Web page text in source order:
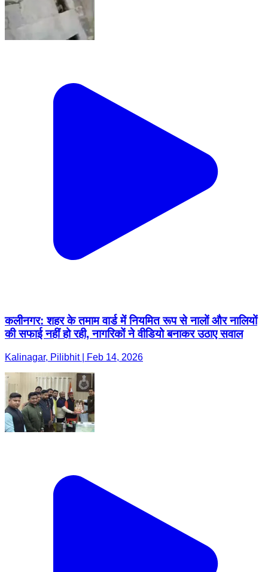
कलीनगर: शहर के तमाम वार्ड में नियमित रूप से नालों और नालियों
की सफाई नहीं हो रही, नागरिकों ने वीडियो बनाकर उठाए सवाल
Kalinagar, Pilibhit | Feb 14, 2026